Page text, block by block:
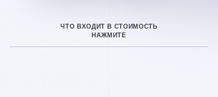
ЧТО ВХОДИТ В СТОИМОСТЬ
НАЖМИТЕ